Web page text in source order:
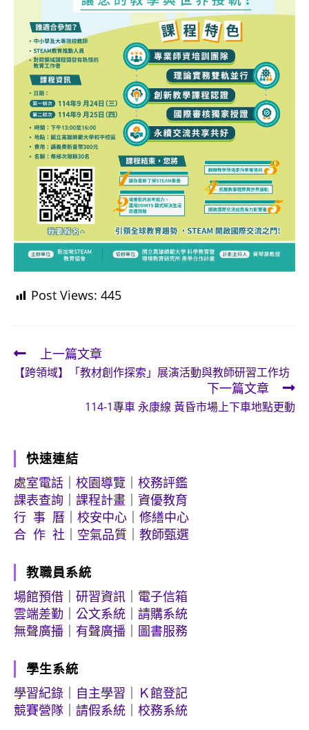
Post Views: 445
Read
more
上一篇文章
【跨領域】「教材創作探索」展演活動與教師研習工作坊
下一篇文章
114-1專車 永康線 黃昏市場上下車地點更動
快速連結
處室電話
校園導覽
校務評鑑
課表查詢
課程計畫
資優教育
行 事 曆
校安中心
修繕中心
合 作 社
空氣品質 教師甄選
教職員系統
場館預借
研習資訊
電子信箱
雲端差勤
公文系統
請購系統
無聲廣播
有聲廣播 圖書服務
學生系統
學習紀錄
自主學習
Ｋ館登記
競賽營隊
請假系統 校務系統